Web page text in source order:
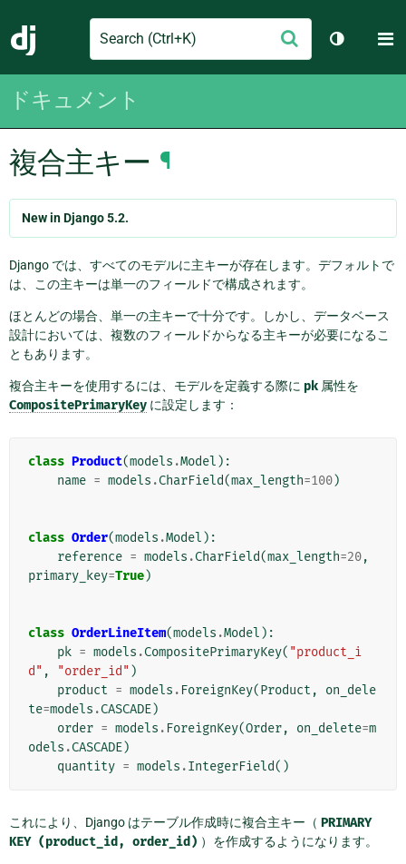
Django
Search
信
テーマを
ドキュメント
複合主キー ¶
New in Django 5.2.
Django では、すべてのモデルに主キーが存在します。デフォルトで
は、この主キーは単一のフィールドで構成されます。
ほとんどの場合、単一の主キーで十分です。しかし、データベース
設計においては、複数のフィールドからなる主キーが必要になるこ
ともあります。
複合主キーを使用するには、モデルを定義する際に pk 属性を
CompositePrimaryKey に設定します：
class Product(models .Model ):
name = models .CharField(max_length=100)
class Order(models .Model ):
reference = models .CharField(max_length=20,
primary_key=True)
class OrderLineItem(models .Model ):
pk = models .CompositePrimaryKey( "product_i
d" , "order_id" )
product = models . ForeignKey(Product ,
on_dele
te=models .CASCADE)
order = models . ForeignKey(Order, on_delete=m
odels .CASCADE)
quantity = models .IntegerField()
これにより、Django はテーブル作成時に複合主キー（ PRIMARY
KEY (product_id, order_id) ）を作成するようになります。